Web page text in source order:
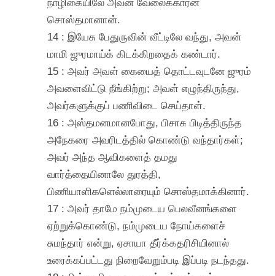
சொஸ்தமானான்.
14 : இயேசு பேதுருவின் வீட்டிலே வந்து, அவன்
மாமி ஜுரமாய்க் கிடக்கிறதைக் கண்டார்.
15 : அவர் அவள் கையைத் தொட்டவுடனே ஜுரம்
அவளைவிட்டு நீங்கிற்று; அவள் எழுந்திருந்து,
அவர்களுக்குப் பணிவிடை செய்தாள்.
16 : அஸ்தமனமானபோது, பிசாசு பிடித்திருந்த
அநேகரை அவரிடத்தில் கொண்டு வந்தார்கள்;
அவர் அந்த ஆவிகளைத் தமது
வார்த்தையினாலே துரத்தி,
பிணியாளிகளெல்லாரையும் சொஸ்தமாக்கினார்.
17 : அவர் தாமே நம்முடைய பெலவீனங்களை
ஏற்றுக்கொண்டு, நம்முடைய நோய்களைச்
சுமந்தார் என்று, ஏசாயா தீர்க்கதரிசியினால்
உரைக்கப்பட்டது நிறைவேறும்படி இப்படி நடந்தது.